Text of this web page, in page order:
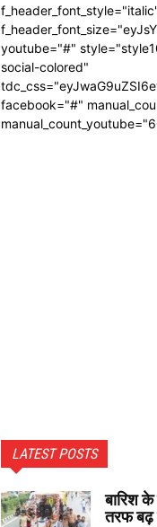
youtube="#"
social-colored"
facebook="#"
LATEST POSTS
बारिश
तरफ बढ़